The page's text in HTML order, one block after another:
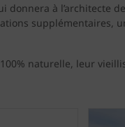
à l’architecte
naturelle, leur